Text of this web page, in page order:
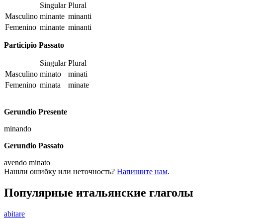
Singular Plural
Masculino minante minanti
Femenino minante minanti
Participio Passato
Singular Plural
Masculino minato
minati
Femenino minata minate
Gerundio Presente
minando
Gerundio Passato
avendo minato
Нашли ошибку или неточность? Напишите нам.
Популярные итальянские глаголы
abitare